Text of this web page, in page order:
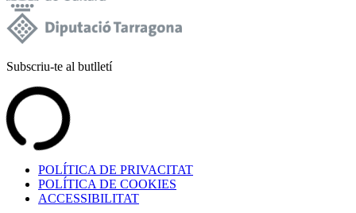
Subscriu-te al butlletí
POLÍTICA DE PRIVACITAT
POLÍTICA DE COOKIES
ACCESSIBILITAT